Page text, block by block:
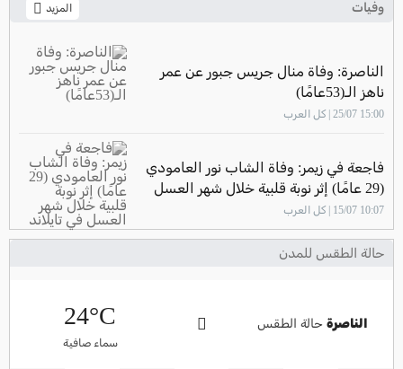
حالة الطقس للمدن
الناصرةحالة الطقس 24°C
سماء صافية
وفيات المزيد
الناصرة: وفاة منال جريس جبور عن عمر
ناهز الـ(53عامًا)
15:00 25/07 | كل العرب
فاجعة في زيمر: وفاة الشاب نور العامودي
(29 عامًا) إثر نوبة قلبية خلال شهر العسل
في تايلاند
10:07 15/07 | كل العرب